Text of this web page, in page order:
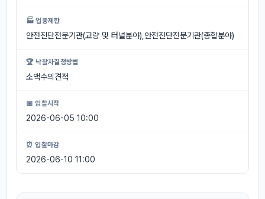
🏭 업종제한
안전진단전문기관(교량 및 터널분야),안전진단전문기관(종합분야)
🏆 낙찰자결정방법
소액수의견적
📅 입찰시작
2026-06-05 10:00
⏰ 입찰마감
2026-06-10 11:00